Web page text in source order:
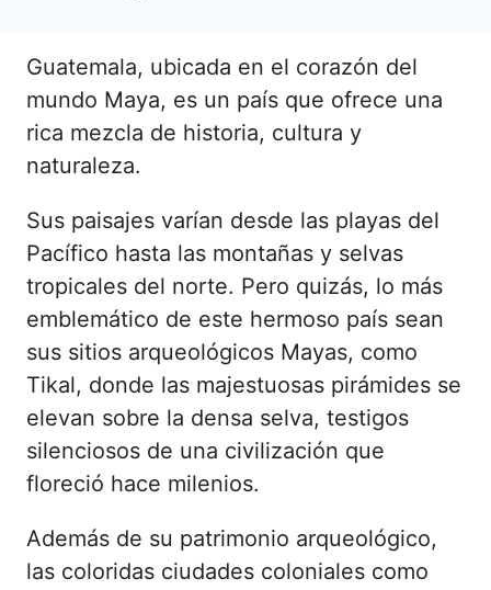
Guatemala, ubicada en el corazón del
mundo Maya, es un país que ofrece una
rica mezcla de historia, cultura y
naturaleza.
Sus paisajes varían desde las playas del
Pacífico hasta las montañas y selvas
tropicales del norte. Pero quizás, lo más
emblemático de este hermoso país sean
sus sitios arqueológicos Mayas, como
Tikal, donde las majestuosas pirámides se
elevan sobre la densa selva, testigos
silenciosos de una civilización que
floreció hace milenios.
Además de su patrimonio arqueológico,
las coloridas ciudades coloniales como